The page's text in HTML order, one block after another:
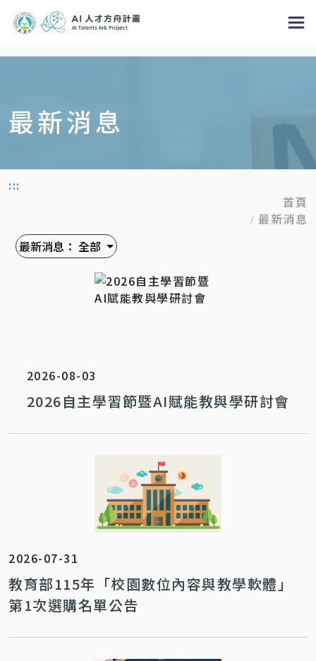
跳
容
區
最新消息
:::
首頁
最新消息
最新消息： 全部
2026-08-03
2026自主學習節暨AI賦能教與學研討會
2026-07-31
教育部115年「校園數位內容與教學軟體」
第1次選購名單公告